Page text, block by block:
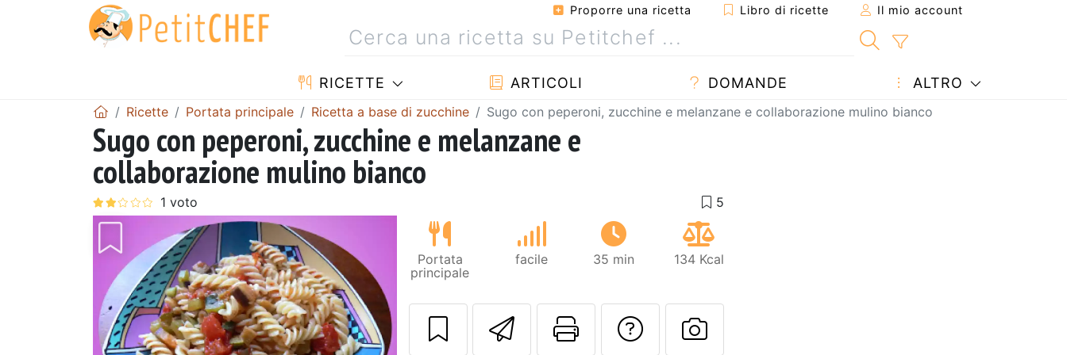
Proporre una ricetta Libro di ricette Il mio account
RICETTE ARTICOLI DOMANDE ALTRO
Ricette Portata principale Ricetta a base di zucchine Sugo con peperoni, zucchine e melanzane e collaborazione mulino bianco
Sugo con peperoni, zucchine e melanzane e
collaborazione mulino bianco
Portata
principale
facile 35 min 134 Kcal
Invia questa ricetta ad un amico
Stampa la ricetta
Contatta l'autore della Ricetta